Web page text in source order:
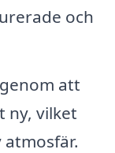
och
att
ny, vilket